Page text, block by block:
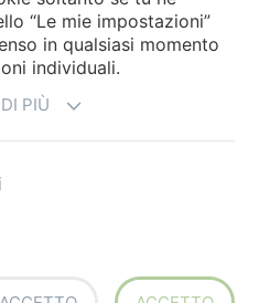
“Le mie impostazioni”
in qualsiasi momento
individuali.
PIÙ